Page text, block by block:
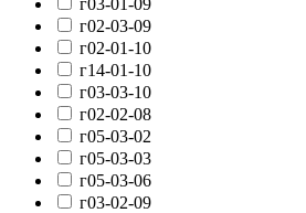
г02-03-09
г02-01-10
г14-01-10
г03-03-10
г02-02-08
г05-03-02
г05-03-03
г05-03-06
г03-02-09